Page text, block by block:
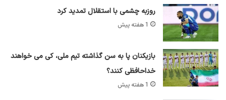
روزبه چشمی با استقلال تمدید کرد
1 هفته پیش
بازیکنان پا به سن گذاشته تیم ملی، کی می خواهند
خداحافظی کنند؟
1 هفته پیش